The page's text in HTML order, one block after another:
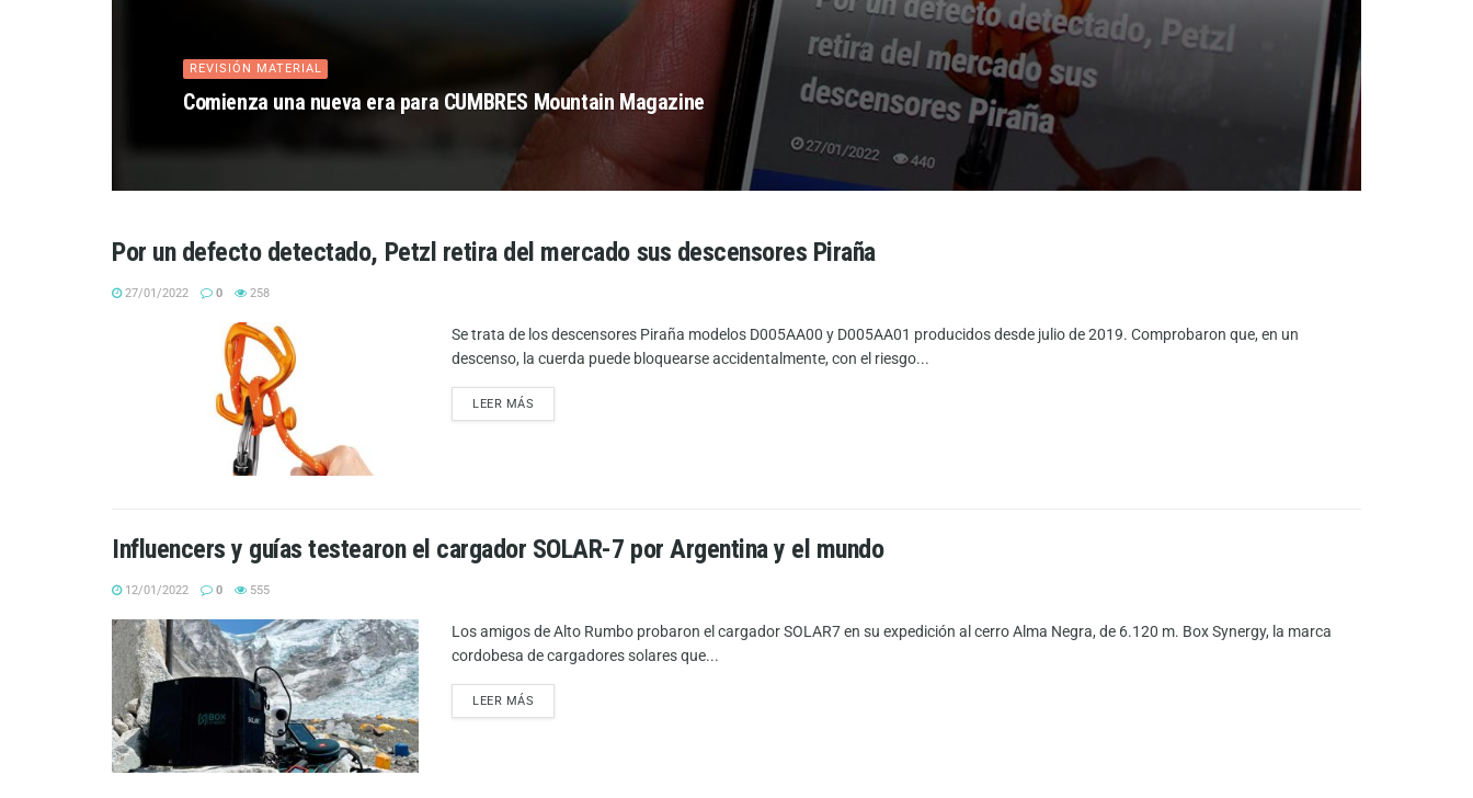
REVISIÓN MATERIAL
Comienza una nueva era para CUMBRES Mountain Magazine
Por un defecto detectado, Petzl retira del mercado sus descensores Piraña
27/01/2022 0 258
Se trata de los descensores Piraña modelos D005AA00 y D005AA01 producidos desde julio de 2019. Comprobaron que, en un
descenso, la cuerda puede bloquearse accidentalmente, con el riesgo...
LEER MÁS
Influencers y guías testearon el cargador SOLAR-7 por Argentina y el mundo
12/01/2022 0 555
Los amigos de Alto Rumbo probaron el cargador SOLAR7 en su expedición al cerro Alma Negra, de 6.120 m. Box Synergy, la marca
cordobesa de cargadores solares que...
LEER MÁS